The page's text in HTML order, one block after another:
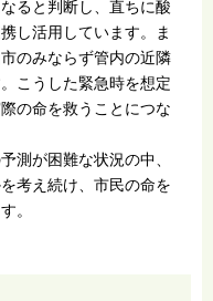
ると判断し、直ちに酸
し活用しています。ま
のみならず管内の近隣
こうした緊急時を想定
の命を救うことにつな
測が困難な状況の中、
考え続け、市民の命を
。